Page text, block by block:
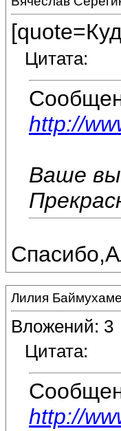
Цитата:
http://
Ваше
Лилия
Вложений: 3
Цитата:
http://